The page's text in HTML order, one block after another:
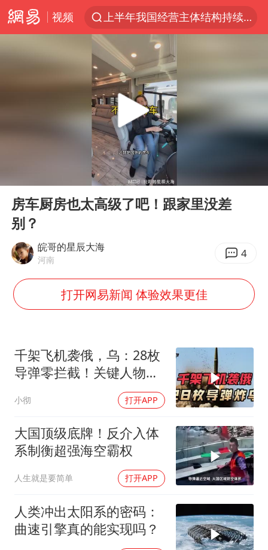
视频
上半年我国经营主体结构持续优化
杭州机场已取消航班388架次
《披荆斩棘2026》阵容官宣
中国第1高楼阻尼器摆动明显
上海有出现龙卷潜势
《龙餐馆》 冲奖
挡“张雪机车”民进党当局怕什么
灌溉水坝被隔成鱼塘 村民投诉20余年
奋力开创中国式现代化建设新局面
Play
房车厨房也太高级了吧！跟家里没差
别？
皖哥的星辰大海
河南 4
打开网易新闻 体验效果更佳
千架飞机袭俄，乌：28枚
导弹零拦截！关键人物被
小彻 打开APP
大国顶级底牌！反介入体
系制衡超强海空霸权
人生就是要简单 打开APP
人类冲出太阳系的密码：
曲速引擎真的能实现吗？